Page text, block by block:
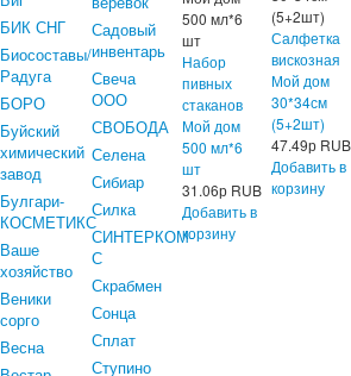
БИК СНГ
Биосоставы/
Радуга
БОРО
Буйский
химический
завод
Булгари-
КОСМЕТИКС
Ваше
хозяйство
Веники
сорго
Весна
Садовый
инвентарь
Свеча
ООО
СВОБОДА
Селена
Сибиар
Силка
СИНТЕРКОМ-
С
Скрабмен
Сонца
Сплат
Ступино
500 мл*6
шт
Набор
пивных
стаканов
Мой дом
500 мл*6
шт
31.06р RUB
Добавить в
корзину
(5+2шт)
Салфетка
вискозная
Мой дом
30*34см
(5+2шт)
47.49р RUB
Добавить в
корзину